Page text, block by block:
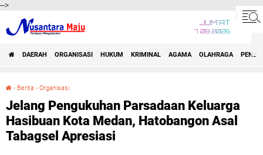
-->
JUM'AT
7 08 2026
DAERAH ORGANISASI HUKUM KRIMINAL AGAMA OLAHRAGA
› Berita › Organisasi
Jelang Pengukuhan Parsadaan Keluarga
Hasibuan Kota Medan, Hatobangon Asal
Tabagsel Apresiasi